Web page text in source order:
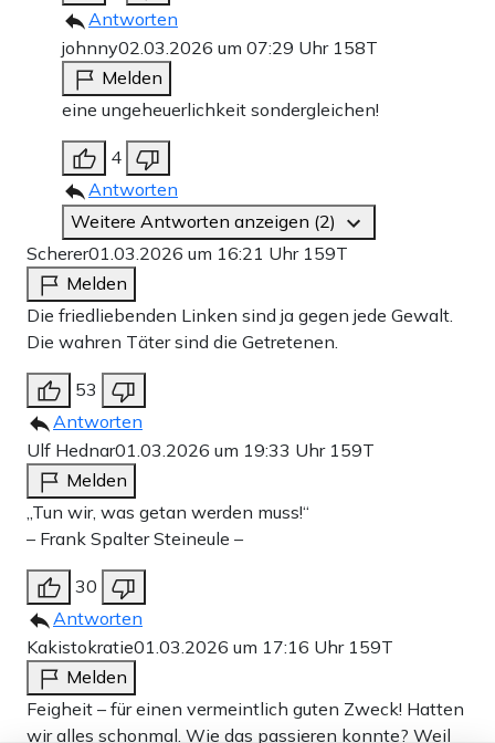
Antworten
johnny02.03.2026 um 07:29 Uhr 158T
Melden
eine ungeheuerlichkeit sondergleichen!
4
Antworten
Weitere Antworten anzeigen (2)
Scherer01.03.2026 um 16:21 Uhr 159T
Melden
Die friedliebenden Linken sind ja gegen jede Gewalt.
Die wahren Täter sind die Getretenen.
53
Antworten
Ulf Hednar01.03.2026 um 19:33 Uhr 159T
Melden
„Tun wir, was getan werden muss!“
– Frank Spalter Steineule –
30
Antworten
Kakistokratie01.03.2026 um 17:16 Uhr 159T
Melden
Feigheit – für einen vermeintlich guten Zweck! Hatten
wir alles schonmal. Wie das passieren konnte? Weil